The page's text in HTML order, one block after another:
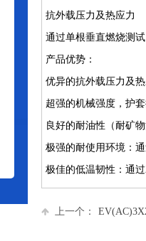
抗外载压力及热应力
通过单根垂直燃烧测
产品优势：
优异的抗外载压力及
超强的机械强度，护
良好的耐油性（耐矿
极强的耐使用环境：
极佳的低温韧性：通
上一个：